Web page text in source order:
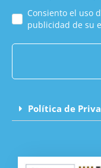
Consiento el uso
publicidad de su
Política de